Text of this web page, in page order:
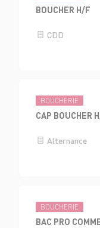
BOUCHER H/F
CDD
BOUCHERIE
CAP BOUCHER
Alternance
BOUCHERIE
BAC PRO